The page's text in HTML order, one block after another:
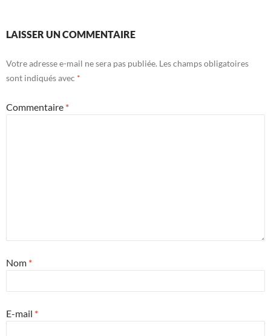
LAISSER UN COMMENTAIRE
Votre adresse e-mail ne sera pas publiée. Les champs obligatoires
sont indiqués avec *
Commentaire *
Nom *
E-mail *